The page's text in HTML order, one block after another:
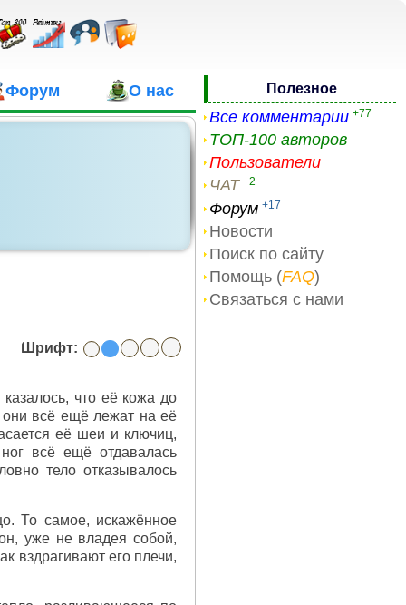
Форум О нас
Шрифт:
что её кожа до
всё ещё лежат на её
её шеи и ключиц,
всё ещё отдавалась
тело отказывалось
То самое, искажённое
уже не владея собой,
вздрагивают его плечи,
Полезное
Все комментарии +77
ТОП-100 авторов
Пользователи
ЧАТ +2
Форум +17
Новости
Поиск по сайту
Помощь (FAQ)
Связаться с нами